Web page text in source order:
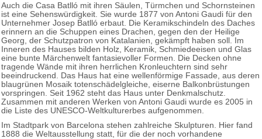
Auch die Casa Batlló mit ihren Säulen, Türmchen und Schornsteinen
ist eine Sehenswürdigkeit. Sie wurde 1877 von Antoni Gaudi für den
Unternehmer Josep Batlló erbaut. Die Keramikschindeln des Daches
erinnern an die Schuppen eines Drachen, gegen den der Heilige
Georg, der Schutzpatron von Katalanien, gekämpft haben soll. Im
Inneren des Hauses bilden Holz, Keramik, Schmiedeeisen und Glas
eine bunte Märchenwelt fantasievoller Formen. Die Decken ohne
tragende Wände mit ihren herrlichen Kronleuchtern sind sehr
beeindruckend. Das Haus hat eine wellenförmige Fassade, aus deren
blaugrünen Mosaik totenschädelgleiche, eiserne Balkonbrüstungen
vorspringen. Seit 1962 steht das Haus unter Denkmalschutz.
Zusammen mit anderen Werken von Antoni Gaudi wurde es 2005 in
die Liste des UNESCO-Weltkulturerbes aufgenommen.
Im Stadtpark von Barcelona stehen zahlreiche Skulpturen. Hier fand
1888 die Weltausstellung statt, für die der noch vorhandene